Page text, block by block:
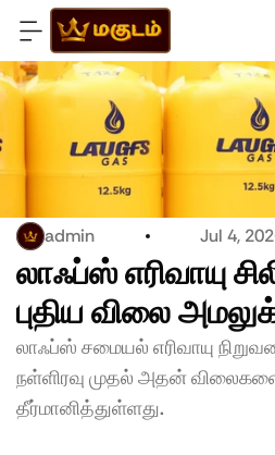
admin Jul 4,
லாஃப்ஸ் எரிவாயு
புதிய விலை
லாஃப்ஸ் சமையல் எரிவாயு
நள்ளிரவு முதல் அதன்
தீர்மானித்துள்ளது.